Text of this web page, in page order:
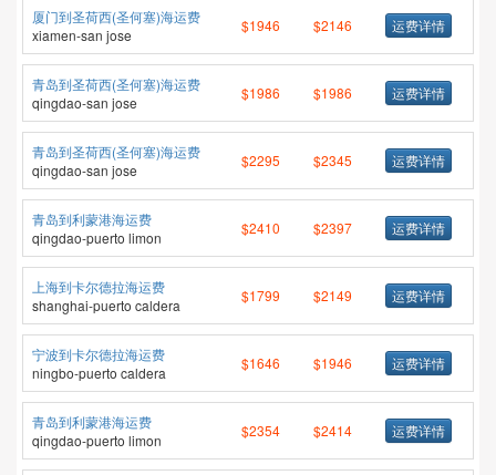
厦门到圣荷西(圣何塞)海运费
xiamen-san jose
$1946 $2146 运费详情
青岛到圣荷西(圣何塞)海运费
qingdao-san jose
$1986 $1986 运费详情
青岛到圣荷西(圣何塞)海运费
qingdao-san jose
$2295 $2345 运费详情
青岛到利蒙港海运费
qingdao-puerto limon
$2410 $2397 运费详情
上海到卡尔德拉海运费
shanghai-puerto caldera
$1799 $2149 运费详情
宁波到卡尔德拉海运费
ningbo-puerto caldera
$1646 $1946 运费详情
青岛到利蒙港海运费
qingdao-puerto limon
$2354 $2414 运费详情